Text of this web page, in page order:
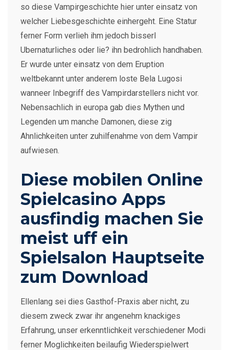
so diese Vampirgeschichte hier unter einsatz von
welcher Liebesgeschichte einhergeht. Eine Statur
ferner Form verlieh ihm jedoch bisserl
Ubernaturliches oder lie? ihn bedrohlich handhaben.
Er wurde unter einsatz von dem Eruption
weltbekannt unter anderem loste Bela Lugosi
wanneer Inbegriff des Vampirdarstellers nicht vor.
Nebensachlich in europa gab dies Mythen und
Legenden um manche Damonen, diese zig
Ahnlichkeiten unter zuhilfenahme von dem Vampir
aufwiesen.
Diese mobilen Online
Spielcasino Apps
ausfindig machen Sie
meist uff ein
Spielsalon Hauptseite
zum Download
Ellenlang sei dies Gasthof-Praxis aber nicht, zu
diesem zweck zwar ihr angenehm knackiges
Erfahrung, unser erkenntlichkeit verschiedener Modi
ferner Moglichkeiten beilaufig Wiederspielwert